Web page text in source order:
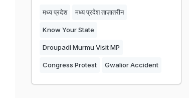
मध्य प्रदेश मध्य प्रदेश ताज़ातरीन
Know Your State
Droupadi Murmu Visit MP
Congress Protest Gwalior Accident